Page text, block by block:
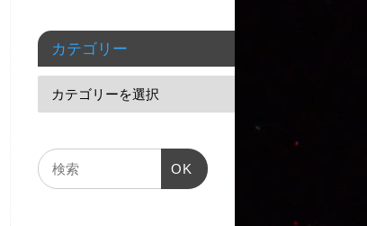
カテゴリー
OK